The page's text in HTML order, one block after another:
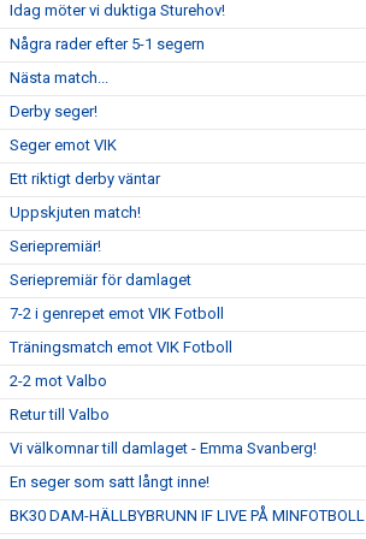
Idag möter vi duktiga Sturehov!
Några rader efter 5-1 segern
Nästa match...
Derby seger!
Seger emot VIK
Ett riktigt derby väntar
Uppskjuten match!
Seriepremiär!
Seriepremiär för damlaget
7-2 i genrepet emot VIK Fotboll
Träningsmatch emot VIK Fotboll
2-2 mot Valbo
Retur till Valbo
Vi välkomnar till damlaget - Emma Svanberg!
En seger som satt långt inne!
BK30 DAM-HÄLLBYBRUNN IF LIVE PÅ MINFOTBOLL